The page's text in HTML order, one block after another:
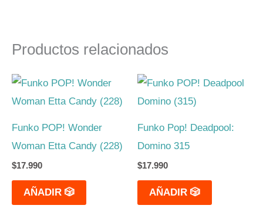
Productos relacionados
Funko POP! Wonder
Woman Etta Candy (228)
$17.990
AÑADIR 🎲
Funko Pop! Deadpool:
Domino 315
$17.990
AÑADIR 🎲